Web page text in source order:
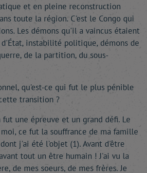
et en pleine reconstruction
toute la région. C'est le Congo qui
Les démons qu'il a vaincus étaient
instabilité politique, démons de
de la partition, du sous-
qu'est-ce qui fut le plus pénible
transition ?
fut une épreuve et un grand défi. Le
ce fut la souffrance de ma famille
j'ai été l'objet (1). Avant d'être
tout un être humain ! J'ai vu la
de mes soeurs, de mes frères. Je